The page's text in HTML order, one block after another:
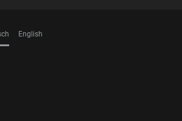
English